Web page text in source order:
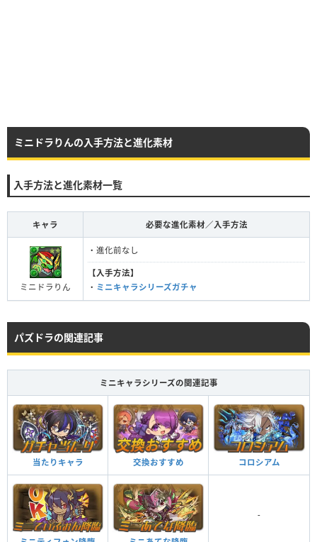
ミニドラりんの入手方法と進化素材
入手方法と進化素材一覧
キャラ 必要な進化素材／入手方法
ミニドラりん
・進化前なし
【入手方法】
・ ミニキャラシリーズガチャ
パズドラの関連記事
ミニキャラシリーズの関連記事
当たりキャラ 交換おすすめ コロシアム
-